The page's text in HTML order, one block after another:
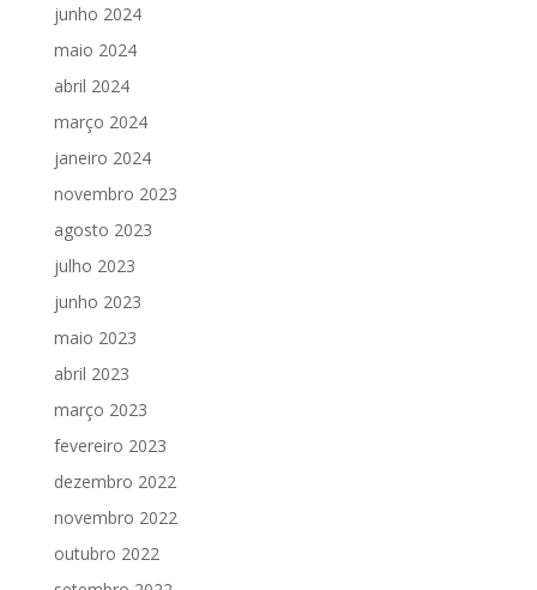
junho 2024
maio 2024
abril 2024
março 2024
janeiro 2024
novembro 2023
agosto 2023
julho 2023
junho 2023
maio 2023
abril 2023
março 2023
fevereiro 2023
dezembro 2022
novembro 2022
outubro 2022